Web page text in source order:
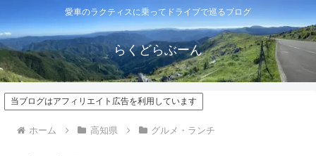
愛車のラクティスに乗ってドライブで巡るブログ
らくどらぶーん
当ブログはアフィリエイト広告を利用しています
ホーム 高知県 グルメ・ランチ